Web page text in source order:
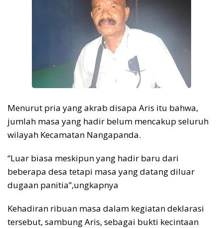
Menurut pria yang akrab disapa Aris itu bahwa,
jumlah masa yang hadir belum mencakup seluruh
wilayah Kecamatan Nangapanda.
“Luar biasa meskipun yang hadir baru dari
beberapa desa tetapi masa yang datang diluar
dugaan panitia”,ungkapnya
Kehadiran ribuan masa dalam kegiatan deklarasi
tersebut, sambung Aris, sebagai bukti kecintaan